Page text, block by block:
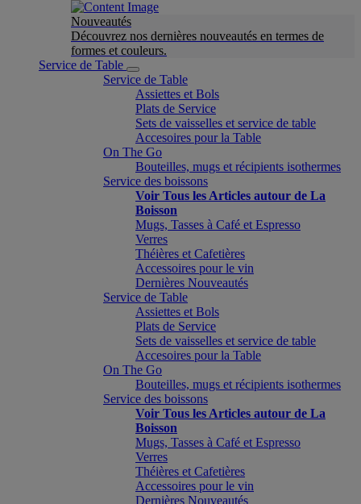
Nouveautés
Découvrez nos dernières nouveautés en termes de
formes et couleurs.
Service de Table
Service de Table
Assiettes et Bols
Plats de Service
Sets de vaisselles et service de table
Accesoires pour la Table
On The Go
Bouteilles, mugs et récipients isothermes
Service des boissons
Voir Tous les Articles autour de La
Boisson
Mugs, Tasses à Café et Espresso
Verres
Théières et Cafetières
Accessoires pour le vin
Dernières Nouveautés
Service de Table
Assiettes et Bols
Plats de Service
Sets de vaisselles et service de table
Accesoires pour la Table
On The Go
Bouteilles, mugs et récipients isothermes
Service des boissons
Voir Tous les Articles autour de La
Boisson
Mugs, Tasses à Café et Espresso
Verres
Théières et Cafetières
Accessoires pour le vin
Dernières Nouveautés